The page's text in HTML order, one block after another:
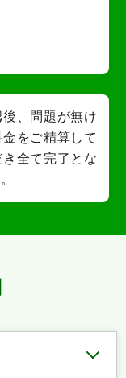
、問題が無け
金をご精算して
き全て完了とな